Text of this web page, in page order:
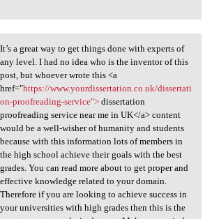
a great way to get
It’s a great way to get things done with experts of
any level. I had no idea who is the inventor of this
post, but whoever wrote this <a
href="https://www.yourdissertation.co.uk/dissertati
on-proofreading-service">dissertation
proofreading service near me in UK</a> content
would be a well-wisher of humanity and students
because with this information lots of members in
the high school achieve their goals with the best
grades. You can read more about to get proper and
effective knowledge related to your domain.
Therefore if you are looking to achieve success in
your universities with high grades then this is the